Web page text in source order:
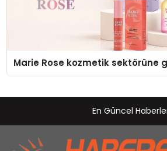
Marie Rose kozmetik sektörüne
En Güncel